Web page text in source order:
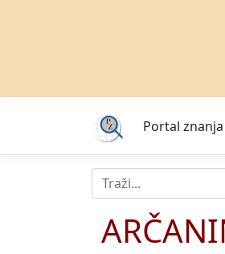
Portal znanja